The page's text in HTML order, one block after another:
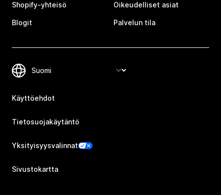
Shopify-yhteisö
Blogit
Oikeudelliset asiat
Palvelun tila
Käyttöehdot
Tietosuojakäytäntö
Yksityisyysvalinnat
Sivustokartta